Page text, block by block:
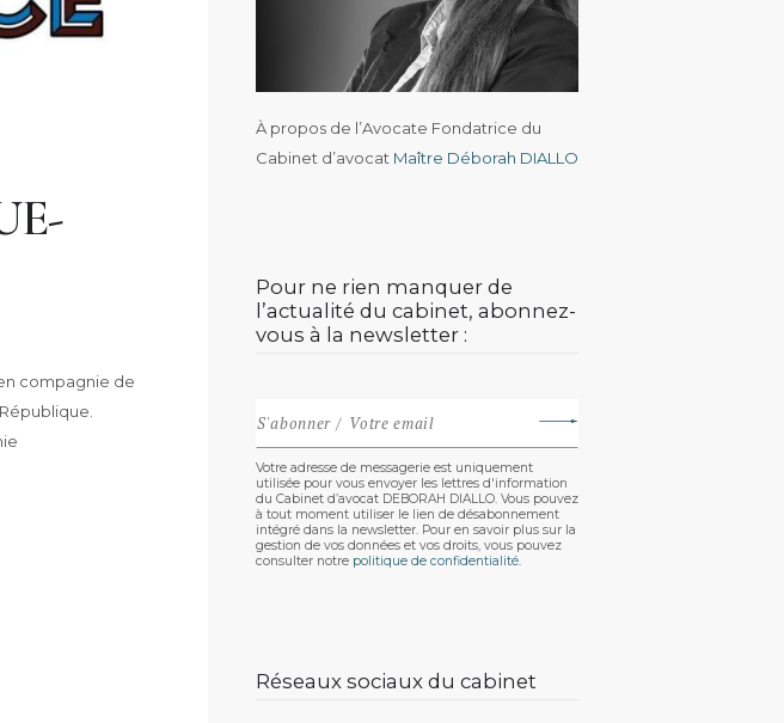
compagnie de
À propos de l’Avocate Fondatrice du
Cabinet d’avocat Maître Déborah DIALLO
Pour ne rien manquer de
l’actualité du cabinet, abonnez-
vous à la newsletter :
Votre adresse de messagerie est uniquement
utilisée pour vous envoyer les lettres d'information
du Cabinet d’avocat DEBORAH DIALLO. Vous pouvez
à tout moment utiliser le lien de désabonnement
intégré dans la newsletter. Pour en savoir plus sur la
gestion de vos données et vos droits, vous pouvez
consulter notre politique de confidentialité.
Réseaux sociaux du cabinet